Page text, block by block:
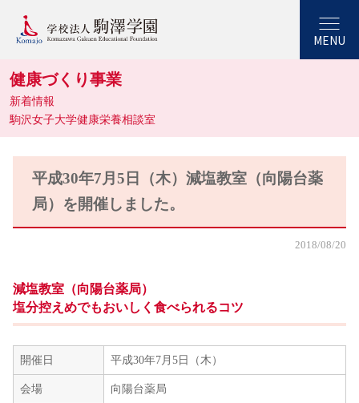
MENU
健康づくり事業
新着情報
駒沢女子大学健康栄養相談室
平成30年7月5日（木）減塩教室（向陽台薬
局）を開催しました。
2018/08/20
減塩教室（向陽台薬局）
塩分控えめでもおいしく食べられるコツ
開催日 平成30年7月5日（木）
会場 向陽台薬局